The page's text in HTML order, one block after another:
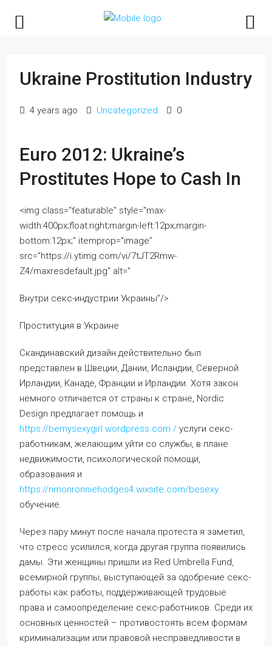
Ukraine Prostitution Industry
4 years ago Uncategorized 0
Euro 2012: Ukraine’s
Prostitutes Hope to Cash In
<img class="featurable" style="max-
width:400px;float:right;margin-left:12px;margin-
bottom:12px;" itemprop="image"
src="https://i.ytimg.com/vi/7tJT2Rmw-
Z4/maxresdefault.jpg" alt="
Внутри секс-индустрии Украины”/>
Проституция в Украине
Скандинавский дизайн действительно был
представлен в Швеции, Дании, Исландии, Северной
Ирландии, Канаде, Франции и Ирландии. Хотя закон
немного отличается от страны к стране, Nordic
Design предлагает помощь и
https://bemysexygirl.wordpress.com / услуги секс-
работникам, желающим уйти со службы, в плане
недвижимости, психологической помощи,
образования и
https://rimonronniehodges4.wixsite.com/besexy
обучение.
Через пару минут после начала протеста я заметил,
что стресс усилился, когда другая группа появились
дамы. Эти женщины пришли из Red Umbrella Fund,
всемирной группы, выступающей за одобрение секс-
работы как работы, поддерживающей трудовые
права и самоопределение секс-работников. Среди их
основных ценностей – противостоять всем формам
криминализации или правовой несправедливости в